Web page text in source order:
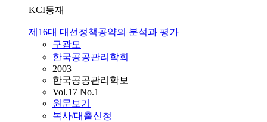
KCI등재
제16대 대선정책공약의 분석과 평가
구광모
한국공공관리학회
2003
한국공공관리학보
Vol.17 No.1
원문보기
복사/대출신청